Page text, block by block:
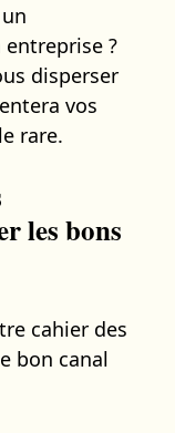
?
disperser
vos
rare.
les bons
cahier des
bon canal